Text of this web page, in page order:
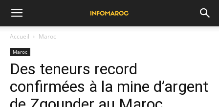
Accueil Maroc
Maroc
Des teneurs record
confirmées à la mine d’argent